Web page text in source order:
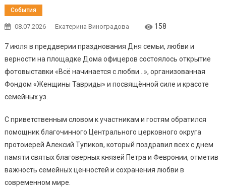
События
08.07.2026 Екатерина Виноградова 158
7 июля в преддверии празднования Дня семьи, любви и
верности на площадке Дома офицеров состоялось открытие
фотовыставки «Всё начинается с любви…», организованная
Фондом «Женщины Тавриды» и посвящённой силе и красоте
семейных уз.
С приветственным словом к участникам и гостям обратился
помощник благочинного Центрального церковного округа
протоиерей Алексий Тупиков, который поздравил всех с днем
памяти святых благоверных князей Петра и Февронии, отметив
важность семейных ценностей и сохранения любви в
современном мире.